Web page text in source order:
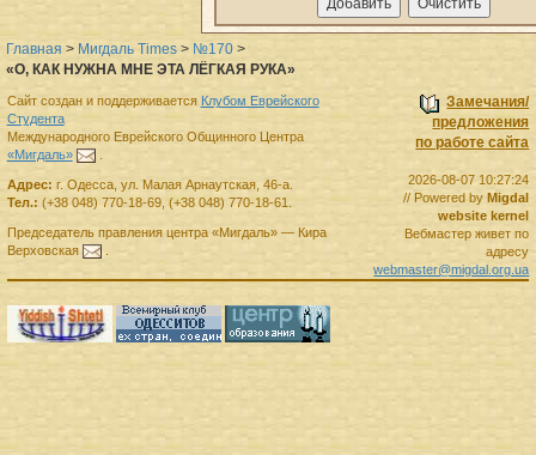
Главная > Мигдаль Times > №170 >
«О, КАК НУЖНА МНЕ ЭТА ЛЁГКАЯ РУКА»
Замечания/
предложения
по работе сайта
2026-08-07 10:27:24
// Powered byMigdal
website kernel
Вебмастер живет по
адресу
webmaster@migdal.org.ua
Сайт создан и поддерживается Клубом Еврейского
Студента
Международного Еврейского Общинного Центра
«Мигдаль»
.
Адрес: г. Одесса, ул. Малая Арнаутская, 46-а.
Тел.: (+38 048) 770-18-69, (+38 048) 770-18-61
Председатель правленияцентра «Мигдаль»— Кира
Верховская
.